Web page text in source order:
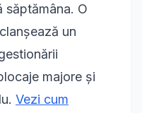
O
un
majore și
Vezi cum